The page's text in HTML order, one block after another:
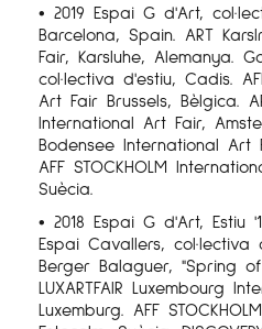
• 2019 Espai G d'Art,
Barcelona, ​​Spain. ART
Fair, Karsluhe, Alemanya.
col·lectiva d'estiu, Cadis.
Art Fair Brussels, Bèlgica.
International Art Fair,
Bodensee International Art
AFF STOCKHOLM
Suècia.
• 2018 Espai G d'Art, Estiu
Espai Cavallers,
Berger Balaguer, "Spring
LUXARTFAIR Luxembourg
Luxemburg. AFF